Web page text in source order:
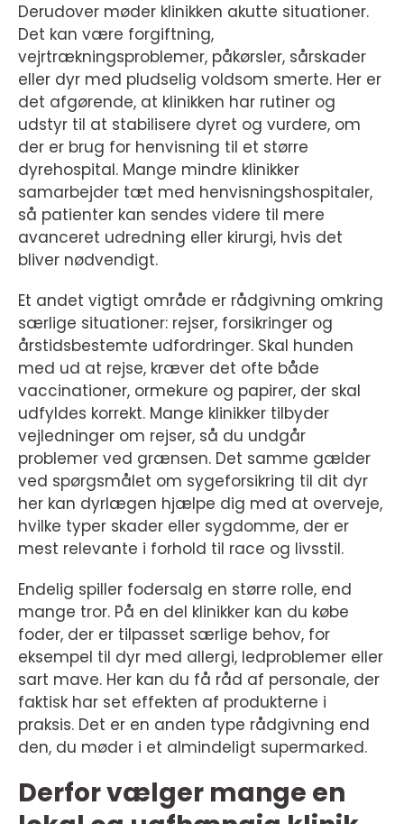
Derudover møder klinikken akutte situationer.
Det kan være forgiftning,
vejrtrækningsproblemer, påkørsler, sårskader
eller dyr med pludselig voldsom smerte. Her er
det afgørende, at klinikken har rutiner og
udstyr til at stabilisere dyret og vurdere, om
der er brug for henvisning til et større
dyrehospital. Mange mindre klinikker
samarbejder tæt med henvisningshospitaler,
så patienter kan sendes videre til mere
avanceret udredning eller kirurgi, hvis det
bliver nødvendigt.
Et andet vigtigt område er rådgivning omkring
særlige situationer: rejser, forsikringer og
årstidsbestemte udfordringer. Skal hunden
med ud at rejse, kræver det ofte både
vaccinationer, ormekure og papirer, der skal
udfyldes korrekt. Mange klinikker tilbyder
vejledninger om rejser, så du undgår
problemer ved grænsen. Det samme gælder
ved spørgsmålet om sygeforsikring til dit dyr
her kan dyrlægen hjælpe dig med at overveje,
hvilke typer skader eller sygdomme, der er
mest relevante i forhold til race og livsstil.
Endelig spiller fodersalg en større rolle, end
mange tror. På en del klinikker kan du købe
foder, der er tilpasset særlige behov, for
eksempel til dyr med allergi, ledproblemer eller
sart mave. Her kan du få råd af personale, der
faktisk har set effekten af produkterne i
praksis. Det er en anden type rådgivning end
den, du møder i et almindeligt supermarked.
Derfor vælger mange en